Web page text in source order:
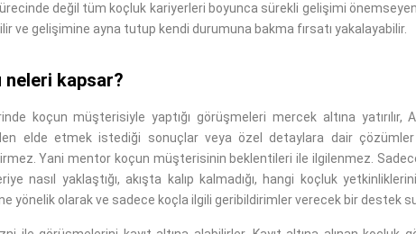
değil tüm koçluk kariyerleri boyunca sürekli gelişimi
ve gelişimine ayna tutup kendi durumuna bakma fırsatı yakalayabilir.
kapsar?
koçun müşterisiyle yaptığı görüşmeleri mercek altına yatırılır,
elde etmek istediği sonuçlar veya özel detaylara dair
Yani mentor koçun müşterisinin beklentileri ile ilgilenmez.
nasıl yaklaştığı, akışta kalıp kalmadığı, hangi koçluk
yönelik olarak ve sadece koçla ilgili geribildirimler verecek bir destek